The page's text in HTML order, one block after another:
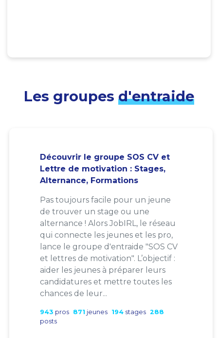
Les groupes d'entraide
Découvrir le groupe SOS CV et
Lettre de motivation : Stages,
Alternance, Formations
Pas toujours facile pour un jeune
de trouver un stage ou une
alternance ! Alors JobIRL, le réseau
qui connecte les jeunes et les pro,
lance le groupe d'entraide "SOS CV
et lettres de motivation". L’objectif :
aider les jeunes à préparer leurs
candidatures et mettre toutes les
chances de leur...
943 pros 871 jeunes 194 stages 288
posts